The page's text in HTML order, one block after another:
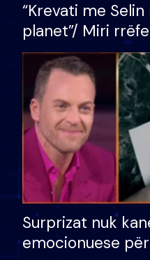
“Krevati me
planet”/ Miri
bukura në
mungojë zilja e
Surprizat nuk
emocionuese